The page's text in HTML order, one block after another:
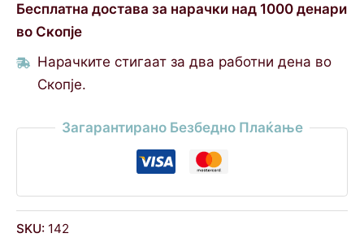
Бесплатна достава за нарачки над 1000 денари
во Скопје
Нарачките стигаат за два работни дена во
Скопје.
Загарантирано Безбедно Плаќање
SKU: 142